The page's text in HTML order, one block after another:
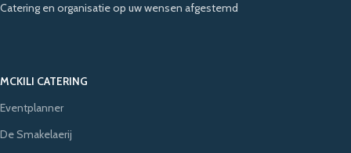
Catering en organisatie op uw wensen afgestemd
MCKILI CATERING
Eventplanner
De Smakelaerij